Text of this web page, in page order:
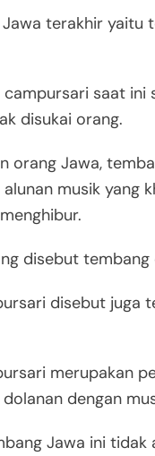
terakhir yaitu
campursari saat ini
disukai orang.
orang Jawa,
musik yang
disebut
disebut juga
merupakan
dengan
Jawa ini tidak